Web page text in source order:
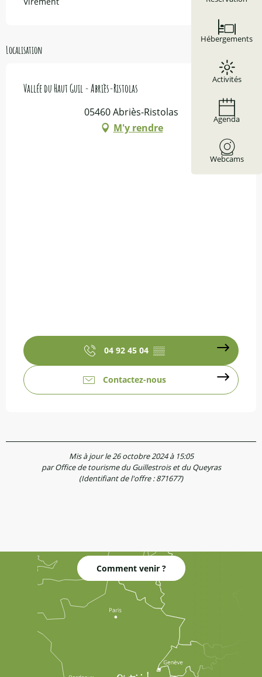
Hébergements
Activités
Agenda
Webcams
Localisation
Vallée du Haut Guil - Abriès-Ristolas
05460 Abriès-Ristolas
M'y rendre
04 92 45 04 ▒▒
Contactez-nous
Mis à jour le 26 octobre 2024 à 15:05
par Office de tourisme du Guillestrois et du Queyras
(Identifiant de l'offre :871677)
Comment venir ?